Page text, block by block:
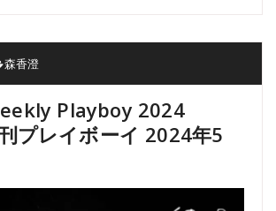
森香澄
Playboy 2024
プレイボーイ 2024年5